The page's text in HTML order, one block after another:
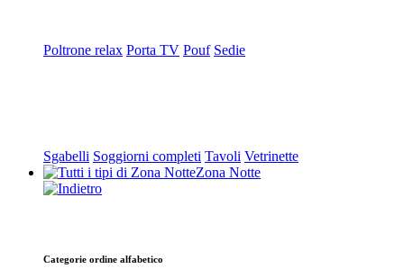
Poltrone relax Porta TV Pouf Sedie
Sgabelli Soggiorni completi Tavoli Vetrinette
Zona Notte
Categorie ordine alfabetico